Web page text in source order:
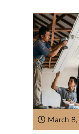
March